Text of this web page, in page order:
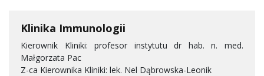
Klinika Immunologii
Kierownik Kliniki: profesor instytutu dr hab. n. med.
Małgorzata Pac
Z-ca Kierownika Kliniki: lek. Nel Dąbrowska-Leonik